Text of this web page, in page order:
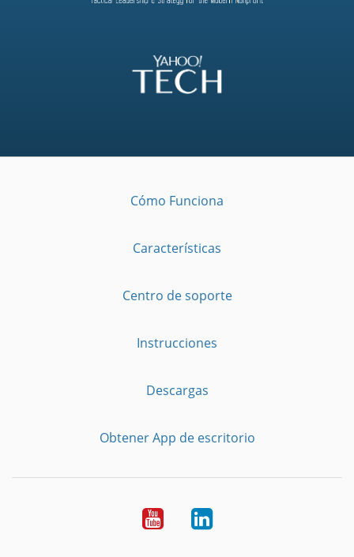
Cómo Funciona
Características
Centro de soporte
Instrucciones
Descargas
Obtener App de escritorio
YouTubeLinkedIn